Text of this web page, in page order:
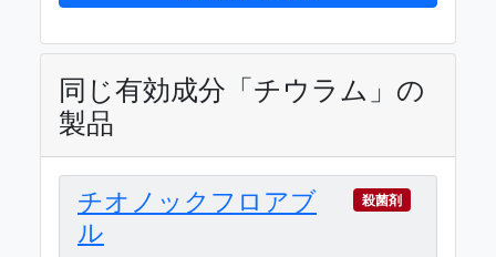
同じ有効成分「チウラム」の
製品
チオノックフロアブ
ル
殺菌剤